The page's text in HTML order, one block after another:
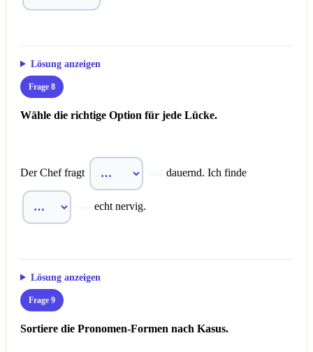
Lösung anzeigen
Frage 8
Wähle die richtige Option für jede Lücke.
Der Chef fragt dauernd. Ich finde
echt nervig.
Lösung anzeigen
Frage 9
Sortiere die Pronomen-Formen nach Kasus.